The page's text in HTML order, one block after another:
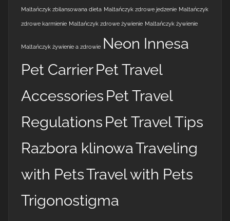
Maltańczyk zbilansowana dieta Maltańczyk zdrowe jedzenie Maltańczyk
zdrowe karmienie Maltańczyk zdrowe żywienie Maltańczyk żywienie
Maltańczyk żywienie a zdrowie Neon Innesa
Pet CarrierPet Travel
Accessories Pet Travel
Regulations Pet Travel Tips
Razbora klinowaTraveling
with PetsTravel with Pets
Trigonostigma